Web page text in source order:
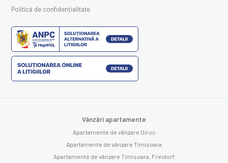
Politică de confidențialitate
Vânzări apartamente
Apartamente de vânzare Giroc
Apartamente de vânzare Timisoara
Apartamente de vânzare Timisoara, Freidorf